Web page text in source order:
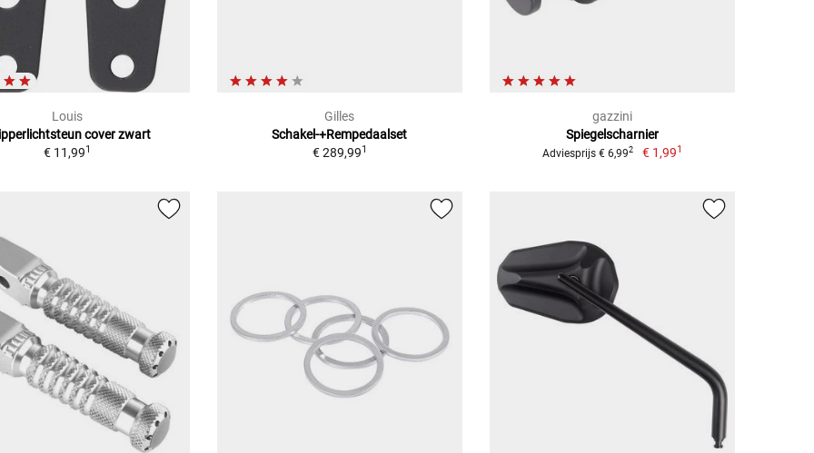
Louis
cover zwart
€ 11,991
Gilles
Schakel-+Rempedaalset
€ 289,991
gazzini
Spiegelscharnier
Adviesprijs € 6,992 € 1,991